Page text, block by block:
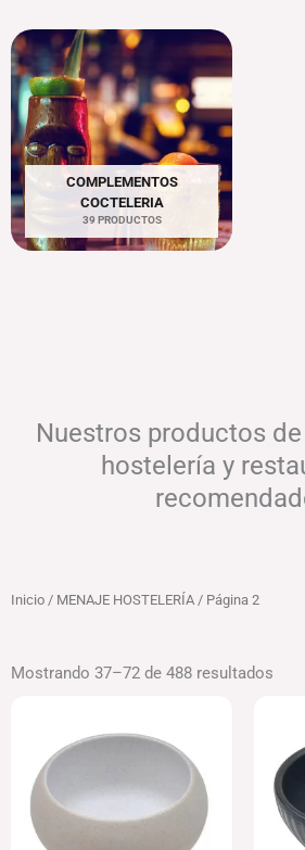
COMPLEMENTOS
COCTELERIA
39 PRODUCTOS
Nuestros productos
hostelería y
Inicio / MENAJE HOSTELERÍA / Página 2
Mostrando 37–72 de 488 resultados
desde
149.51€
hasta
331.41€